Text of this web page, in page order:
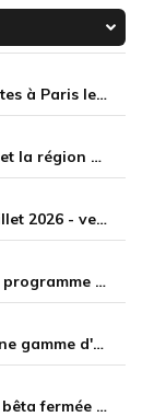
Le premier Genshin Café ouvrira ses portes à Paris le 14 août
Genshin Impact déploiera sa version 7.0 et la région de Snezhnaya le 12 août
Codes primo-gemmes Genshin Impact juillet 2026 - version 7.0
Gamescom 2026 : HoYoverse dévoile son programme et présente deux nouveaux jeux inédits
UGREEN et Honkai: Star Rail dévoilent une gamme d'accessoires de recharge en édition limitée
HoYoverse ouvre les inscriptions pour la bêta fermée de Honkai : Nexus Anima